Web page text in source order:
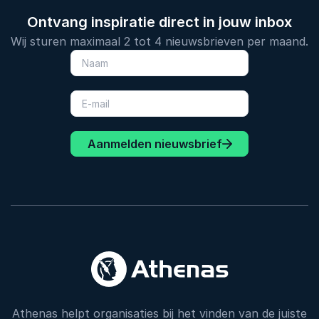
Ontvang inspiratie direct in jouw inbox
Wij sturen maximaal 2 tot 4 nieuwsbrieven per maand.
Aanmelden nieuwsbrief
Athenas helpt organisaties bij het vinden van de juiste